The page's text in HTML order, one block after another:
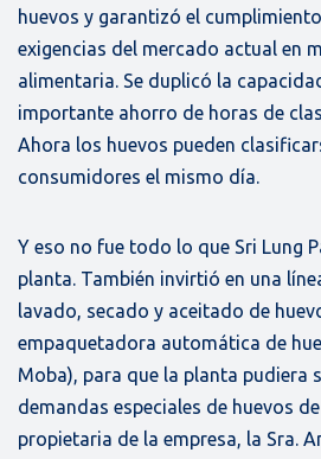
huevos y garantizó el
exigencias del mercado actual en
alimentaria. Se duplicó la
importante ahorro de horas de
Ahora los huevos pueden
consumidores el mismo día.
Y eso no fue todo lo que Sri Lung
planta. También invirtió en una
lavado, secado y aceitado de
empaquetadora automática de
Moba), para que la planta pudiera
demandas especiales de huevos
propietaria de la empresa, la Sra.